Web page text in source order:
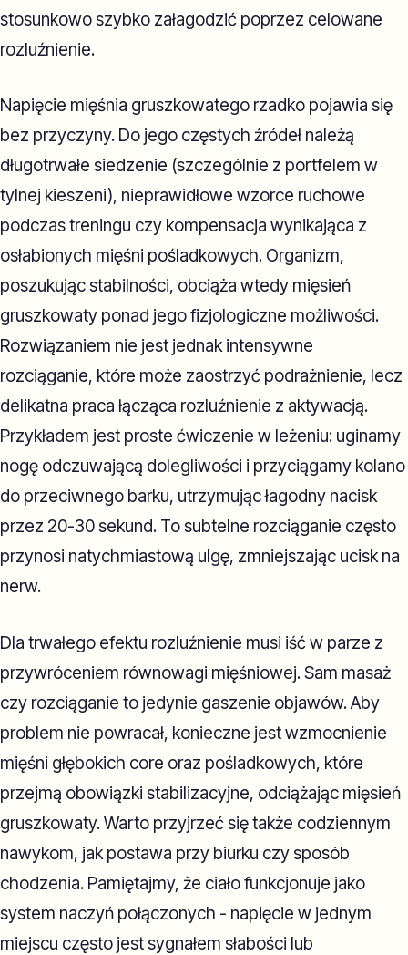
stosunkowo szybko załagodzić poprzez celowane
rozluźnienie.
Napięcie mięśnia gruszkowatego rzadko pojawia się
bez przyczyny. Do jego częstych źródeł należą
długotrwałe siedzenie (szczególnie z portfelem w
tylnej kieszeni), nieprawidłowe wzorce ruchowe
podczas treningu czy kompensacja wynikająca z
osłabionych mięśni pośladkowych. Organizm,
poszukując stabilności, obciąża wtedy mięsień
gruszkowaty ponad jego fizjologiczne możliwości.
Rozwiązaniem nie jest jednak intensywne
rozciąganie, które może zaostrzyć podrażnienie, lecz
delikatna praca łącząca rozluźnienie z aktywacją.
Przykładem jest proste ćwiczenie w leżeniu: uginamy
nogę odczuwającą dolegliwości i przyciągamy kolano
do przeciwnego barku, utrzymując łagodny nacisk
przez 20-30 sekund. To subtelne rozciąganie często
przynosi natychmiastową ulgę, zmniejszając ucisk na
nerw.
Dla trwałego efektu rozluźnienie musi iść w parze z
przywróceniem równowagi mięśniowej. Sam masaż
czy rozciąganie to jedynie gaszenie objawów. Aby
problem nie powracał, konieczne jest wzmocnienie
mięśni głębokich core oraz pośladkowych, które
przejmą obowiązki stabilizacyjne, odciążając mięsień
gruszkowaty. Warto przyjrzeć się także codziennym
nawykom, jak postawa przy biurku czy sposób
chodzenia. Pamiętajmy, że ciało funkcjonuje jako
system naczyń połączonych - napięcie w jednym
miejscu często jest sygnałem słabości lub